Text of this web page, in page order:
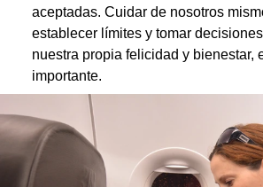
aceptadas. Cuidar de nosotros
establecer límites y tomar
nuestra propia felicidad y bienestar,
importante.